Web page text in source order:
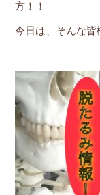
方！！
今日は、そんな皆